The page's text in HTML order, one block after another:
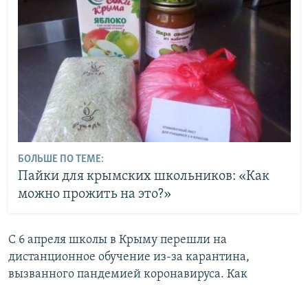
БОЛЬШЕ ПО ТЕМЕ:
Пайки для крымских школьников: «Как
можно прожить на это?»
С 6 апреля школы в Крыму перешли на
дистанционное обучение из-за карантина,
вызванного пандемией коронавируса. Как